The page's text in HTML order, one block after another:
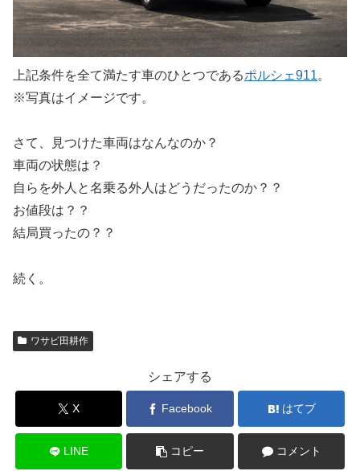
上記条件を全て満たす車のひとつであるポルシェ911。
※写真はイメージです。
さて、見つけた車両はなんなのか？
車両の状態は？
自らを外人と名乗る外人はどうだったのか？？
お値段は？？
結局買ったの？？
続く。
ワサビ田耕作
シェアする
X Facebook はてブ
LINE コピー コメント